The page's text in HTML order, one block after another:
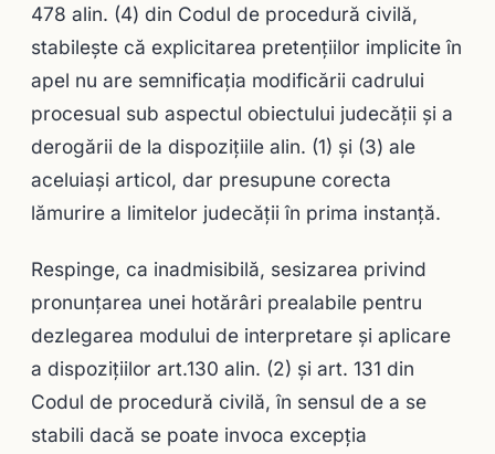
478 alin. (4) din Codul de procedură civilă,
stabileşte că explicitarea pretenţiilor implicite în
apel nu are semnificaţia modificării cadrului
procesual sub aspectul obiectului judecăţii şi a
derogării de la dispoziţiile alin. (1) şi (3) ale
aceluiaşi articol, dar presupune corecta
lămurire a limitelor judecăţii în prima instanţă.
Respinge, ca inadmisibilă, sesizarea privind
pronunţarea unei hotărâri prealabile pentru
dezlegarea modului de interpretare şi aplicare
a dispoziţiilor art.130 alin. (2) şi art. 131 din
Codul de procedură civilă, în sensul de a se
stabili dacă se poate invoca excepţia